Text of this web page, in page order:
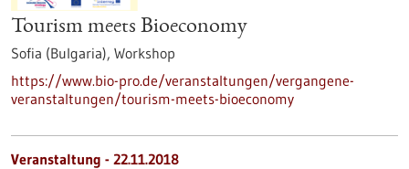
Tourism meets Bioeconomy
Sofia (Bulgaria), Workshop
https://www.bio-pro.de/veranstaltungen/vergangene-
veranstaltungen/tourism-meets-bioeconomy
Veranstaltung - 22.11.2018